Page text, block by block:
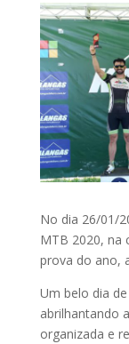
No dia 26/01/
MTB 2020, na
prova do ano,
Um belo dia
abrilhantando
organizada e